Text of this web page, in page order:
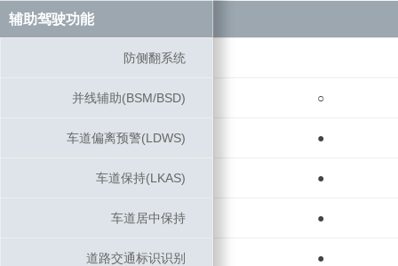
辅助驾驶功能
防侧翻系统
并线辅助(BSM/BSD) ○
车道偏离预警(LDWS) ●
车道保持(LKAS) ●
车道居中保持 ●
道路交通标识识别 ●
辅助驾驶功能
防侧翻系统
并线辅助(BSM/BSD)
车道偏离预警(LDWS)
车道保持(LKAS)
车道居中保持
道路交通标识识别